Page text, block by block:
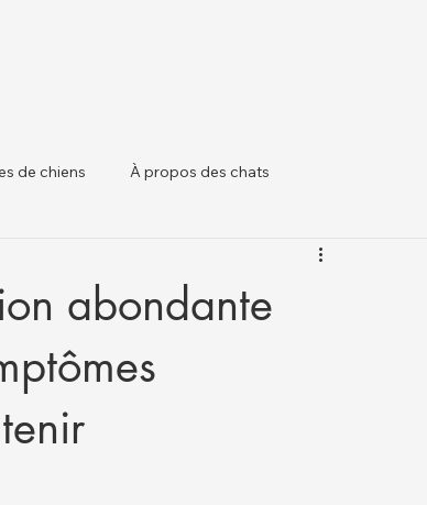
de chiens À propos des chats
abondante